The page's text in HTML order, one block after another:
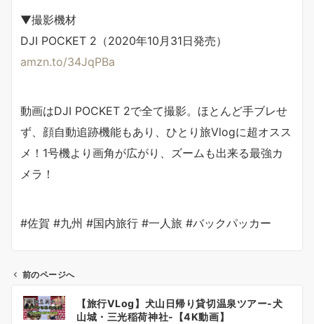
▼撮影機材
DJI POCKET 2（2020年10月31日発売）
amzn.to/34JqPBa
動画はDJI POCKET 2で全て撮影。ほとんど手ブレせ
ず、顔自動追跡機能もあり、ひとり旅Vlogに超オスス
メ！1号機より画角が広がり、ズームも出来る最強カ
メラ！
#佐賀 #九州 #国内旅行 #一人旅 #バックパッカー
前のページへ
【旅行VLog】犬山日帰り貸切温泉ツアー-犬
山城・三光稲荷神社-【4K動画】